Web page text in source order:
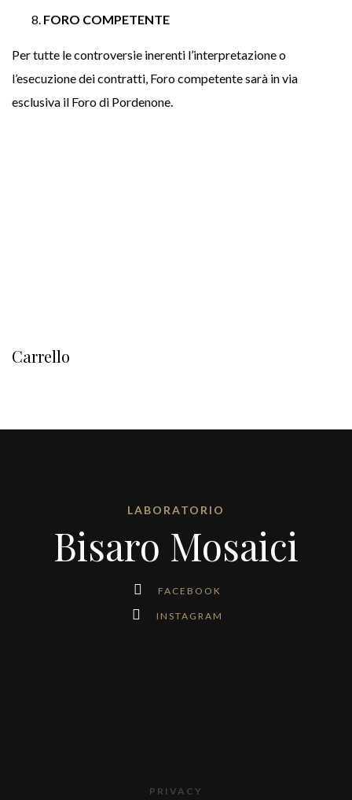
FORO COMPETENTE
Per tutte le controversie inerenti l’interpretazione o
l’esecuzione dei contratti, Foro competente sarà in via
esclusiva il Foro di Pordenone.
Carrello
LABORATORIO
Bisaro Mosaici
FACEBOOK
INSTAGRAM
PRIVACY